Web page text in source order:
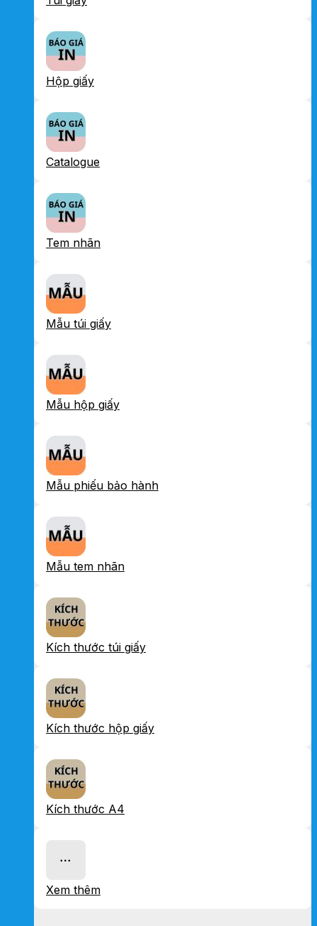
Hộp giấy
Catalogue
Tem nhãn
Mẫu túi giấy
Mẫu hộp giấy
Mẫu phiếu bảo hành
Mẫu tem nhãn
Kích thước túi giấy
Kích thước hộp giấy
Kích thước A4
Xem thêm